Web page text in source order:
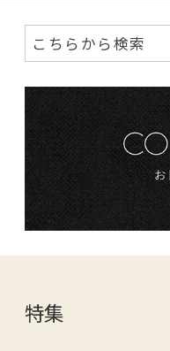
特集